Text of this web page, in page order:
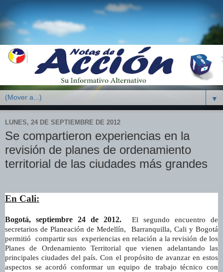
▼
LUNES, 24 DE SEPTIEMBRE DE 2012
Se compartieron experiencias en la
revisión de planes de ordenamiento
territorial de las ciudades más grandes
En Cali:
Bogotá, septiembre 24 de 2012. El segundo encuentro de
secretarios de Planeación de Medellín, Barranquilla, Cali y Bogotá
permitió compartir sus experiencias en relación a la revisión de los
Planes de Ordenamiento Territorial que vienen adelantando las
principales ciudades del país. Con el propósito de avanzar en estos
aspectos se acordó conformar un equipo de trabajo técnico con